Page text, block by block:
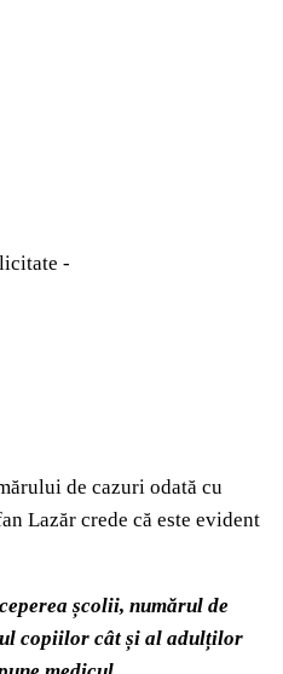
-
de cazuri odată cu
Lazăr crede că este evident
școlii, numărul de
copiilor cât și al adulților